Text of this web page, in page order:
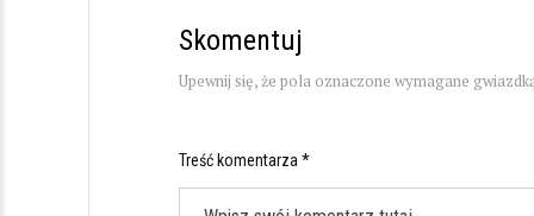
Skomentuj
Upewnij się, że pola oznaczone wymagane
Treść komentarza *